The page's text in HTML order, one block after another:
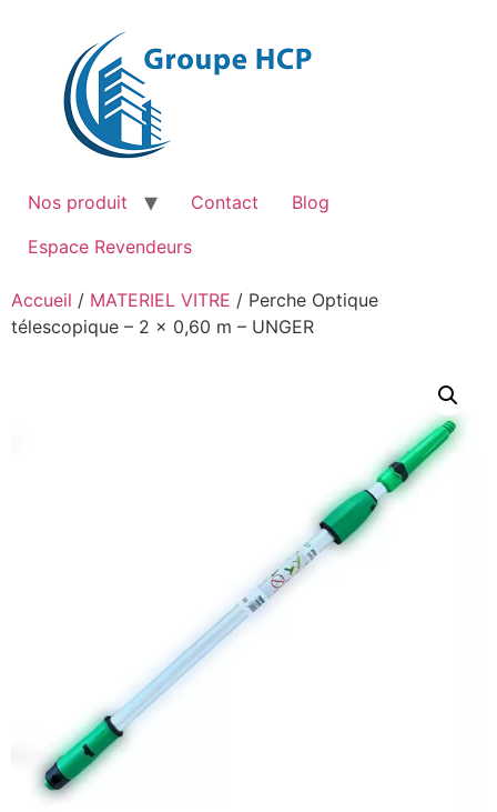
Nos produit Contact
Blog
Espace Revendeurs
Accueil / MATERIEL VITRE / Perche Optique
télescopique – 2 x 0,60 m – UNGER